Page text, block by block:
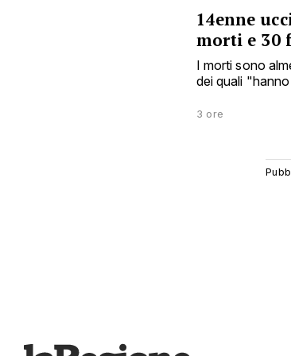
14enne
morti e 30
I morti sono
dei quali "hanno
3 ore